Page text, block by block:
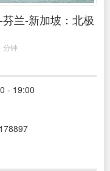
芬兰-新加坡：北极
分钟
- 19:00